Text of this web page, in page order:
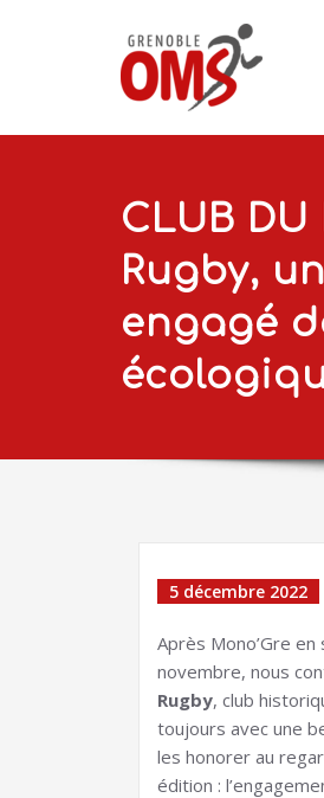
CLUB
Rugby,
engagé
5 décembre 2022
Après Mono’Gre
novembre, nous
Rugby, club
toujours avec une
les honorer au
édition :